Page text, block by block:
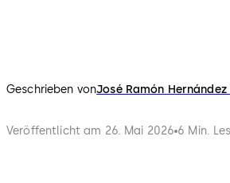
Geschrieben vonJosé Ramón
Veröffentlicht am 26. Mai 2026 6 Min.